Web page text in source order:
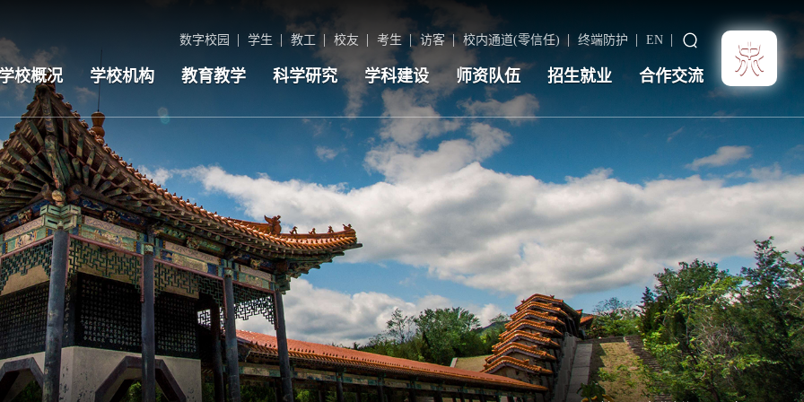
数字校园 学生 教工 校友 考生 访客 校内通道(零信任) 终端防护 EN
校概况 学校机构 教育教学 科学研究 学科建设 师资队伍 招生就业 合作交流